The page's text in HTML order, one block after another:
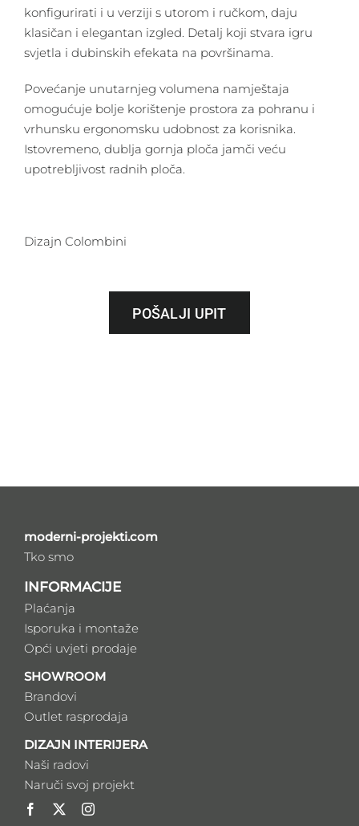
konfigurirati i u verziji s utorom i ručkom, daju
klasičan i elegantan izgled. Detalj koji stvara igru ​​
svjetla i dubinskih efekata na površinama.
Povećanje unutarnjeg volumena namještaja
omogućuje bolje korištenje prostora za pohranu i
vrhunsku ergonomsku udobnost za korisnika.
Istovremeno, dublja gornja ploča jamči veću
upotrebljivost radnih ploča.
Dizajn Colombini
POŠALJI UPIT
moderni-projekti.com
Tko smo
INFORMACIJE
Plaćanja
Isporuka i montaže
Opći uvjeti prodaje
SHOWROOM
Brandovi
Outlet rasprodaja
DIZAJN INTERIJERA
Naši radovi
Naruči svoj projekt